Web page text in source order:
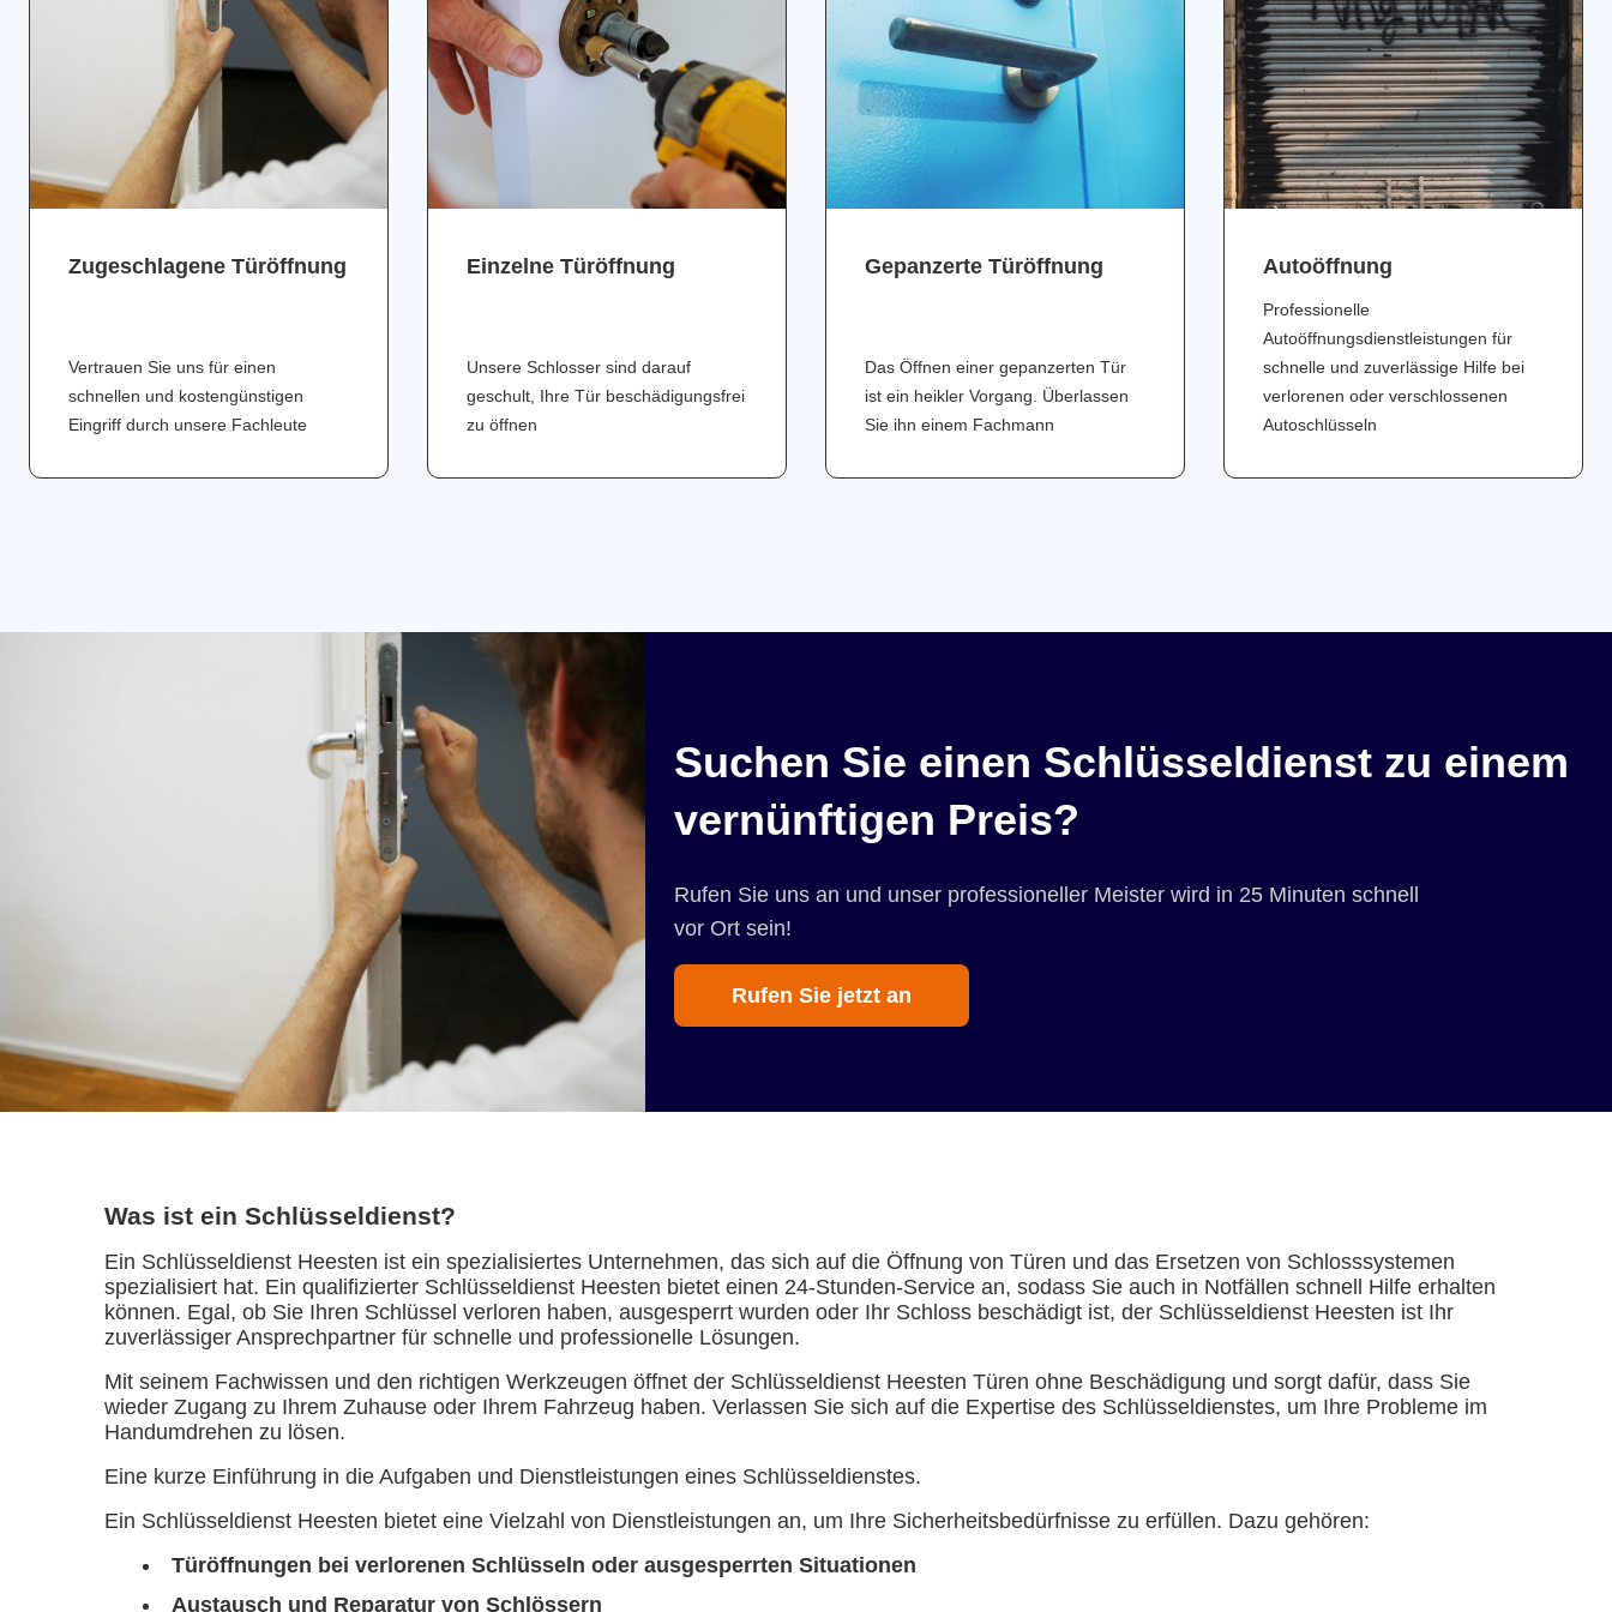
Zugeschlagene Türöffnung
Vertrauen Sie uns für einen
schnellen und kostengünstigen
Eingriff durch unsere Fachleute
Einzelne Türöffnung
Unsere Schlosser sind darauf
geschult, Ihre Tür beschädigungsfrei
zu öffnen
Gepanzerte Türöffnung
Das Öffnen einer gepanzerten Tür
ist ein heikler Vorgang. Überlassen
Sie ihn einem Fachmann
Аutoöffnung
Professionelle
Autoöffnungsdienstleistungen für
schnelle und zuverlässige Hilfe bei
verlorenen oder verschlossenen
Autoschlüsseln
Suchen Sie einen Schlüsseldienst zu einem
vernünftigen Preis?
Rufen Sie uns an und unser professioneller Meister wird in 25 Minuten schnell
vor Ort sein!
Rufen Sie jetzt an
Was ist ein Schlüsseldienst?
Ein Schlüsseldienst Heesten ist ein spezialisiertes Unternehmen, das sich auf die Öffnung von Türen und das Ersetzen von Schlosssystemen
spezialisiert hat. Ein qualifizierter Schlüsseldienst Heesten bietet einen 24-Stunden-Service an, sodass Sie auch in Notfällen schnell Hilfe erhalten
können. Egal, ob Sie Ihren Schlüssel verloren haben, ausgesperrt wurden oder Ihr Schloss beschädigt ist, der Schlüsseldienst Heesten ist Ihr
zuverlässiger Ansprechpartner für schnelle und professionelle Lösungen.
Mit seinem Fachwissen und den richtigen Werkzeugen öffnet der Schlüsseldienst Heesten Türen ohne Beschädigung und sorgt dafür, dass Sie
wieder Zugang zu Ihrem Zuhause oder Ihrem Fahrzeug haben. Verlassen Sie sich auf die Expertise des Schlüsseldienstes, um Ihre Probleme im
Handumdrehen zu lösen.
Eine kurze Einführung in die Aufgaben und Dienstleistungen eines Schlüsseldienstes.
Ein Schlüsseldienst Heesten bietet eine Vielzahl von Dienstleistungen an, um Ihre Sicherheitsbedürfnisse zu erfüllen. Dazu gehören:
Türöffnungen bei verlorenen Schlüsseln oder ausgesperrten Situationen
Austausch und Reparatur von Schlössern